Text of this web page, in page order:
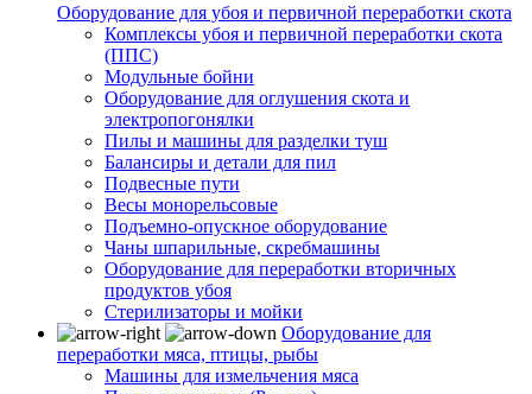
Оборудование для убоя и первичной переработки скота
Комплексы убоя и первичной переработки скота
(ППС)
Модульные бойни
Оборудование для оглушения скота и
электропогонялки
Пилы и машины для разделки туш
Балансиры и детали для пил
Подвесные пути
Весы монорельсовые
Подъемно-опускное оборудование
Чаны шпарильные, скребмашины
Оборудование для переработки вторичных
продуктов убоя
Стерилизаторы и мойки
Оборудование для
переработки мяса, птицы, рыбы
Машины для измельчения мяса